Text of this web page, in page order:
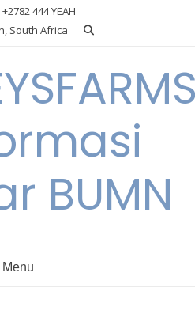
444 YEAH
South Africa
BUMN
Menu